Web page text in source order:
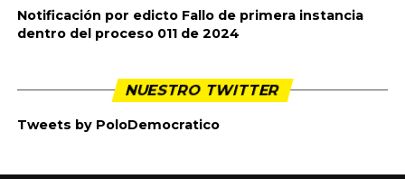
Notificación por edicto Fallo de primera instancia
dentro del proceso 011 de 2024
NUESTRO TWITTER
Tweets by PoloDemocratico